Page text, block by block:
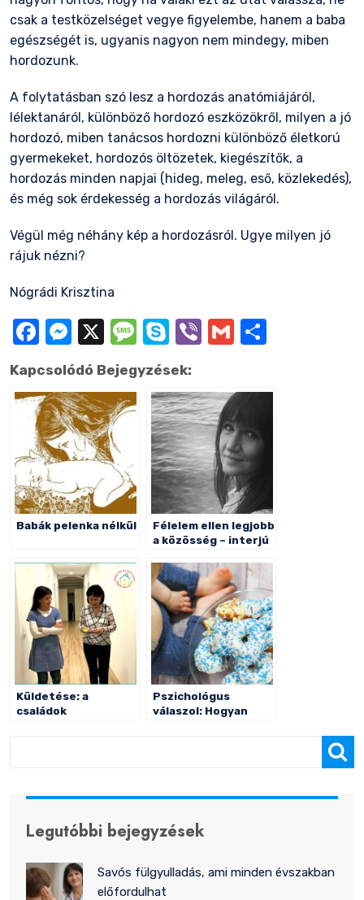
csak a testközelséget vegye figyelembe, hanem a baba
egészségét is, ugyanis nagyon nem mindegy, miben
hordozunk.
A folytatásban szó lesz a hordozás anatómiájáról,
lélektanáról, különböző hordozó eszközökről, milyen a jó
hordozó, miben tanácsos hordozni különböző életkorú
gyermekeket, hordozós öltözetek, kiegészítők, a
hordozás minden napjai (hideg, meleg, eső, közlekedés),
és még sok érdekesség a hordozás világáról.
Végül még néhány kép a hordozásról. Ugye milyen jó
rájuk nézni?
Nógrádi Krisztina
Facebook
Messenger
X Message
Skype
ViberGmail
Kapcsolódó Bejegyzések:
Babák pelenka nélkül
Félelem ellen legjobb
a közösség – interjú
Küldetése: a
családok
Pszichológus
válaszol: Hogyan
“édesség-traktát”?
Legutóbbi bejegyzések
Savós fülgyulladás, ami minden évszakban
előfordulhat